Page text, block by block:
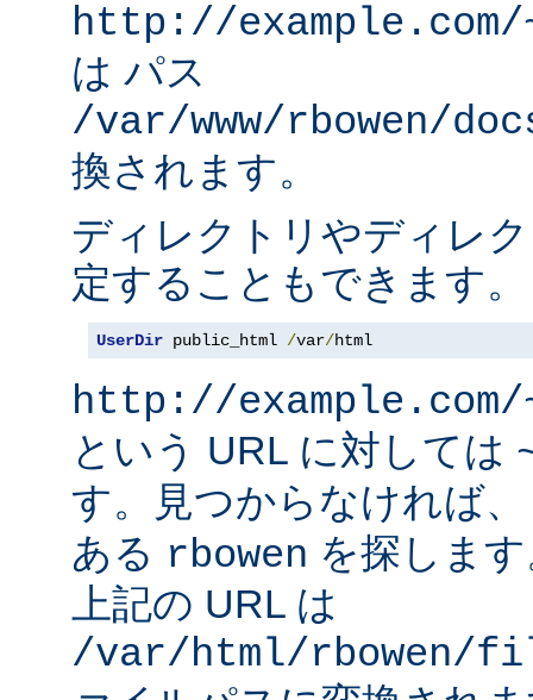
http://
は パス
/var/www/rbowen/
換されます。
ディレクトリやディレ
定することもできます。
UserDir public_html /var/html
http://
という URL に対しては
す。見つからなければ
ある rbowen を探しま
上記の URL は
/var/html/rbowen/